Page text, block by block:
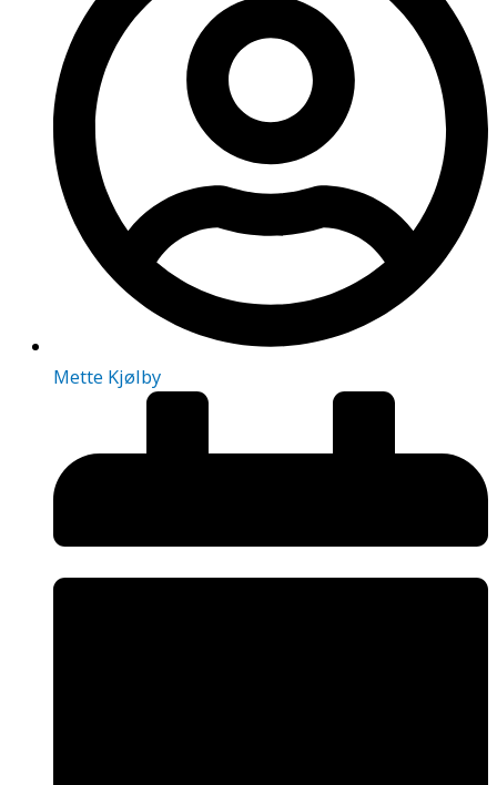
Mette Kjølby